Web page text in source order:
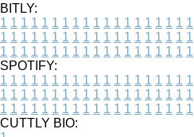
BITLY:
1 1 1 1 1 1 1 1 1 1 1 1 1 1 1 1 1 1 1
1 1 1 1 1 1 1 1 1 1 1 1 1 1 1 1 1 1 1
1 1 1 1 1 1 1 1 1 1 1 1 1 1 1 1 1 1 1
SPOTIFY:
1 1 1 1 1 1 1 1 1 1 1 1 1 1 1 1 1 1 1
1 1 1 1 1 1 1 1 1 1 1 1 1 1 1 1 1 1 1
1 1 1 1 1 1 1 1 1 1 1 1 1 1 1 1 1 1 1
CUTTLY BIO: